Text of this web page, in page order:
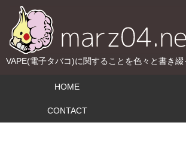
VAPE(電子タバコ)に関することを色々と書き綴
HOME
CONTACT